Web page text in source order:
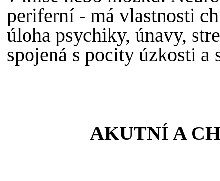
periferní - má vlastnosti
úloha psychiky, únavy,
spojená s pocity úzkosti a
AKUTNÍ A